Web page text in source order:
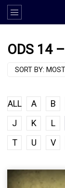
ODS 14
SORT BY:
ALL A B
J
K L
T
U V